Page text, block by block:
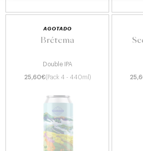
AGOTADO
Brétema
Double IPA
25,60€(Pack 4 - 440ml)